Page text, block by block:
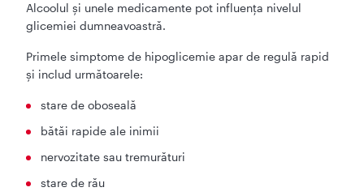
Alcoolul şi unele medicamente pot influenţa nivelul
glicemiei dumneavoastră.
Primele simptome de hipoglicemie apar de regulă rapid
și includ următoarele:
stare de oboseală
bătăi rapide ale inimii
nervozitate sau tremurături
stare de rău